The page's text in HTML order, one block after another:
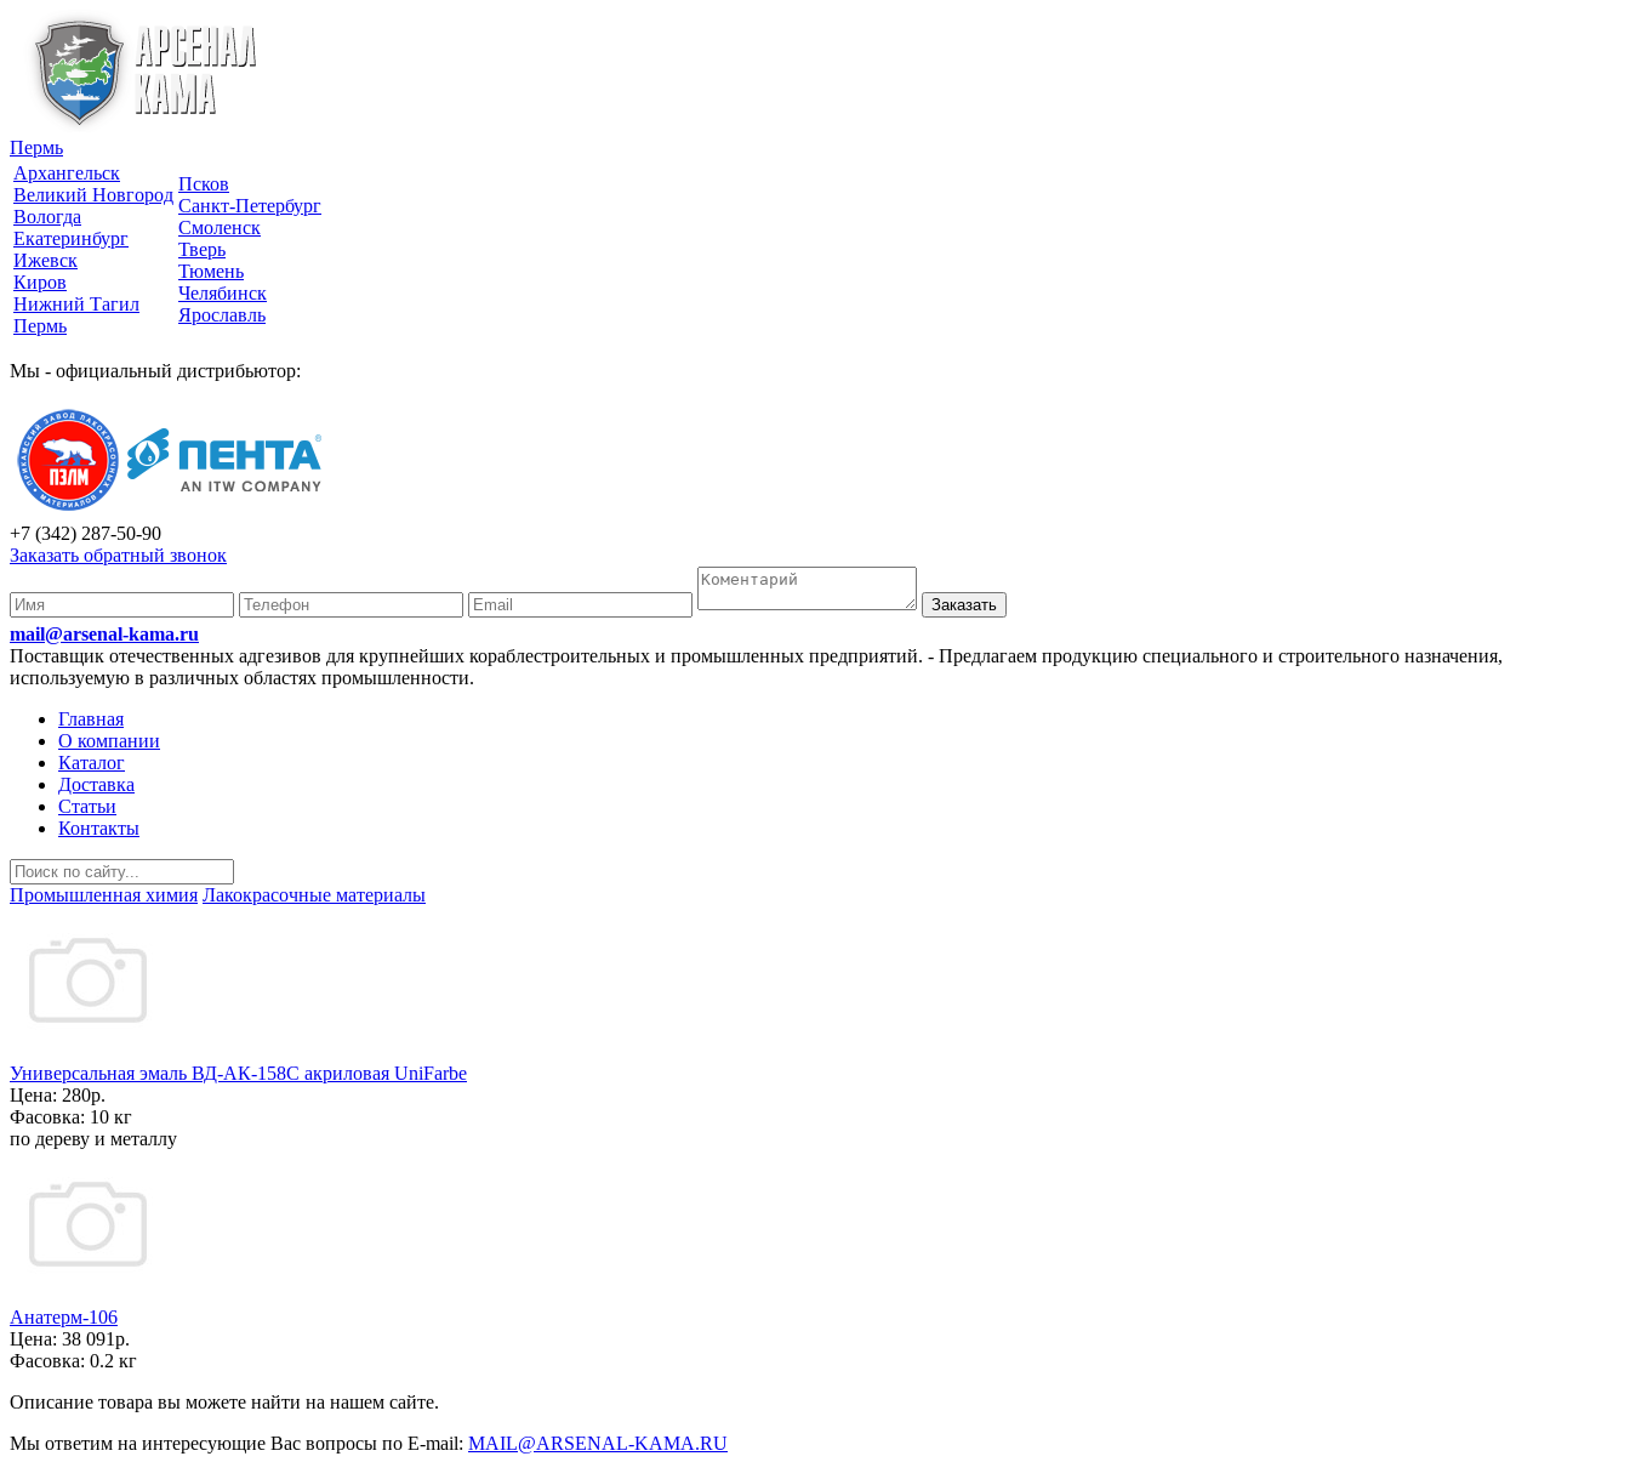
Пермь
Архангельск
Великий Новгород
Вологда
Екатеринбург
Ижевск
Киров
Нижний Тагил
Пермь
Псков
Санкт-Петербург
Смоленск
Тверь
Тюмень
Челябинск
Ярославль
Мы - официальный дистрибьютор:
+7 (342) 287-50-90
Заказать обратный звонок
Заказать
mail@arsenal-kama.ru
Поставщик отечественных адгезивов для крупнейших кораблестроительных и промышленных предприятий. - Предлагаем продукцию специального и строительного назначения,
используемую в различных областях промышленности.
Главная
О компании
Каталог
Доставка
Статьи
Контакты
Промышленная химия Лакокрасочные материалы
Универсальная эмаль ВД-АК-158С акриловая UniFarbe
Цена: 280р.
Фасовка: 10 кг
по дереву и металлу
Анатерм-106
Цена: 38 091р.
Фасовка: 0.2 кг
Описание товара вы можете найти на нашем сайте.
Мы ответим на интересующие Вас вопросы по E-mail: MAIL@ARSENAL-KAMA.RU